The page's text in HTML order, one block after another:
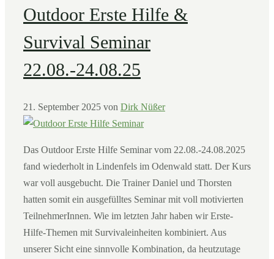
Outdoor Erste Hilfe &
Survival Seminar
22.08.-24.08.25
21. September 2025 von Dirk Nüßer
Das Outdoor Erste Hilfe Seminar vom 22.08.-24.08.2025
fand wiederholt in Lindenfels im Odenwald statt. Der Kurs
war voll ausgebucht. Die Trainer Daniel und Thorsten
hatten somit ein ausgefülltes Seminar mit voll motivierten
TeilnehmerInnen. Wie im letzten Jahr haben wir Erste-
Hilfe-Themen mit Survivaleinheiten kombiniert. Aus
unserer Sicht eine sinnvolle Kombination, da heutzutage